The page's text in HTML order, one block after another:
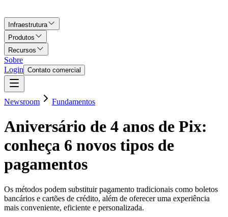
Infraestrutura
Produtos
Recursos
Sobre
Login Contato comercial
Newsroom Fundamentos
Aniversário de 4 anos de Pix:
conheça 6 novos tipos de
pagamentos
Os métodos podem substituir pagamento tradicionais como boletos
bancários e cartões de crédito, além de oferecer uma experiência
mais conveniente, eficiente e personalizada.